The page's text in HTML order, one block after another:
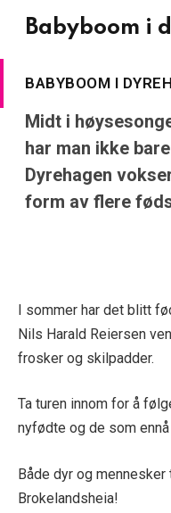
Babyboom i
BABYBOOM I
Midt i
har man ikke
Dyrehagen
form av flere
I sommer har det blitt
Nils Harald Reiersen
frosker og skilpadder.
Ta turen innom for å
nyfødte og de som
Både dyr og
Brokelandsheia!